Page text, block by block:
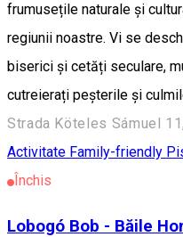
frumusețile naturale și
regiunii noastre. Vi se
biserici și cetăți seculare,
cutreierați peșterile și
Activitate Family-friendly
Închis
Lobogó Bob - Băile